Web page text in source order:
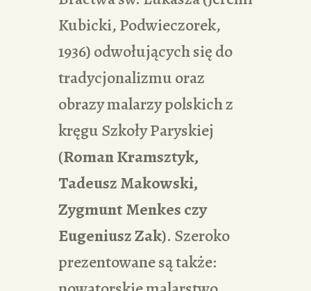
Kubicki, Podwieczorek,
1936) odwołujących się do
tradycjonalizmu oraz
obrazy malarzy polskich z
kręgu Szkoły Paryskiej
(Roman Kramsztyk,
Tadeusz Makowski,
Zygmunt Menkes czy
Eugeniusz Zak). Szeroko
prezentowane są także: